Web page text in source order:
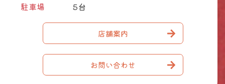
駐車場
5台
店舗案内
お問い合わせ